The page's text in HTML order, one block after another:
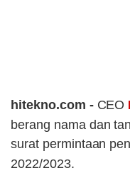
hitekno.com - CEO
berang nama dan
surat permintaan
2022/2023.